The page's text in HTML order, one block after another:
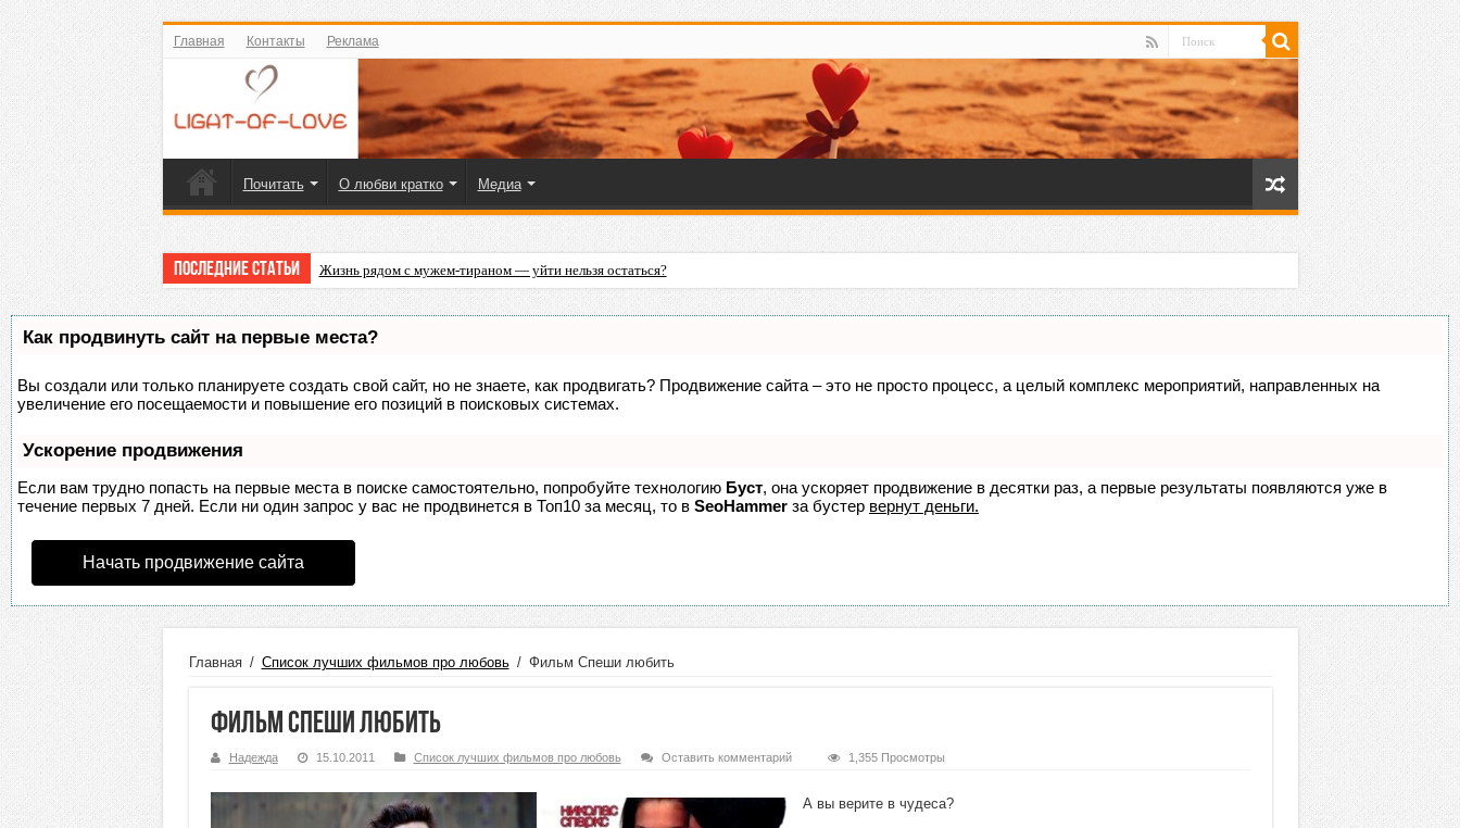
Главная Контакты Реклама
Почитать О любви кратко Медиа
Последние статьи Жизнь рядом с мужем-тираном — уйти нельзя остаться?
Как продвинуть сайт на первые места?
Вы создали или только планируете создать свой сайт, но не знаете, как продвигать? Продвижение сайта – это не просто процесс, а целый комплекс мероприятий, направленных на
увеличение его посещаемости и повышение его позиций в поисковых системах.
Ускорение продвижения
Если вам трудно попасть на первые места в поиске самостоятельно, попробуйте технологию Буст, она ускоряет продвижение в десятки раз, а первые результаты появляются уже в
течение первых 7 дней. Если ни один запрос у вас не продвинется в Топ10 за месяц, то в SeoHammer за бустер вернут деньги.
Начать продвижение сайта
Главная / Список лучших фильмов про любовь / Фильм Спеши любить
Фильм Спеши любить
Надежда 15.10.2011 Список лучших фильмов про любовь Оставить комментарий 1,355 Просмотры
А вы верите в чудеса?